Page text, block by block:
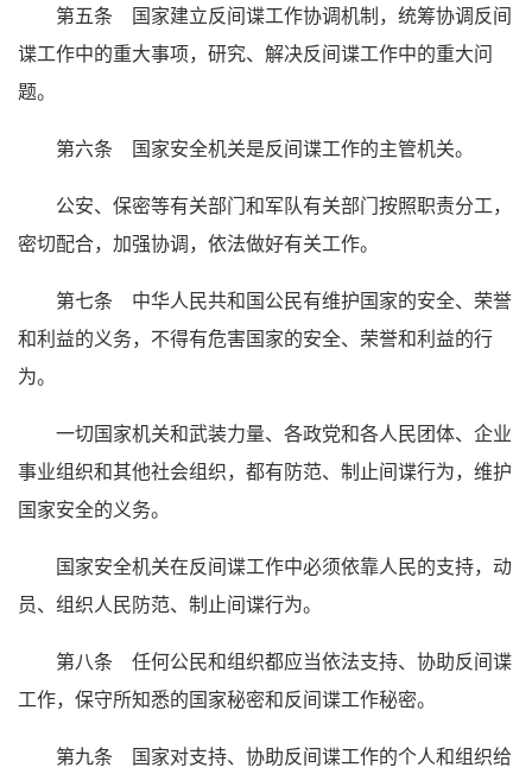
第五条 国家建立反间谍工作协调机制，统筹协调反间
谍工作中的重大事项，研究、解决反间谍工作中的重大问
题。
第六条 国家安全机关是反间谍工作的主管机关。
公安、保密等有关部门和军队有关部门按照职责分工，
密切配合，加强协调，依法做好有关工作。
第七条 中华人民共和国公民有维护国家的安全、荣誉
和利益的义务，不得有危害国家的安全、荣誉和利益的行
为。
一切国家机关和武装力量、各政党和各人民团体、企业
事业组织和其他社会组织，都有防范、制止间谍行为，维护
国家安全的义务。
国家安全机关在反间谍工作中必须依靠人民的支持，动
员、组织人民防范、制止间谍行为。
第八条 任何公民和组织都应当依法支持、协助反间谍
工作，保守所知悉的国家秘密和反间谍工作秘密。
第九条 国家对支持、协助反间谍工作的个人和组织给